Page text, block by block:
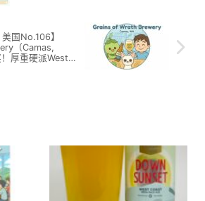
国No.106】
（Camas,
厚重硬派West